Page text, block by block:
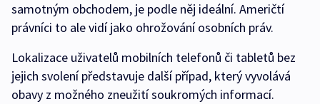
samotným obchodem, je podle něj ideální. Američtí
právníci to ale vidí jako ohrožování osobních práv.
Lokalizace uživatelů mobilních telefonů či tabletů bez
jejich svolení představuje další případ, který vyvolává
obavy z možného zneužití soukromých informací.